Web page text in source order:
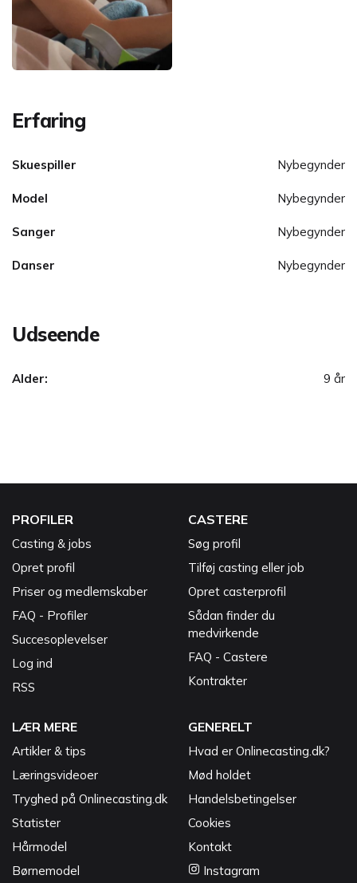
Erfaring
Skuespiller Nybegynder
Model Nybegynder
Sanger Nybegynder
Danser Nybegynder
Udseende
Alder: 9 år
PROFILER
Casting & jobs
Opret profil
Priser og medlemskaber
FAQ - Profiler
Succesoplevelser
Log ind
RSS
CASTERE
Søg profil
Tilføj casting eller job
Opret casterprofil
Sådan finder du
medvirkende
FAQ - Castere
Kontrakter
LÆR MERE
Artikler & tips
Læringsvideoer
Tryghed på Onlinecasting.dk
Statister
Hårmodel
Børnemodel
GENERELT
Hvad er Onlinecasting.dk?
Mød holdet
Handelsbetingelser
Cookies
Kontakt
Instagram